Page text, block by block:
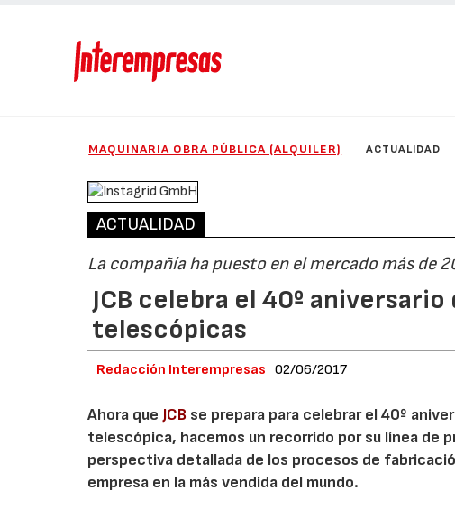
MAQUINARIA OBRA PÚBLICA (ALQUILER) ACTUALIDAD
ACTUALIDAD
La compañía ha puesto en el mercado más de
JCB celebra el 40º
telescópicas
Redacción Interempresas 02/06/2017
Ahora queJCB se prepara para celebrar el 40º
telescópica, hacemos un recorrido por su línea de
perspectiva detallada de los procesos de
empresa en la más vendida del mundo.